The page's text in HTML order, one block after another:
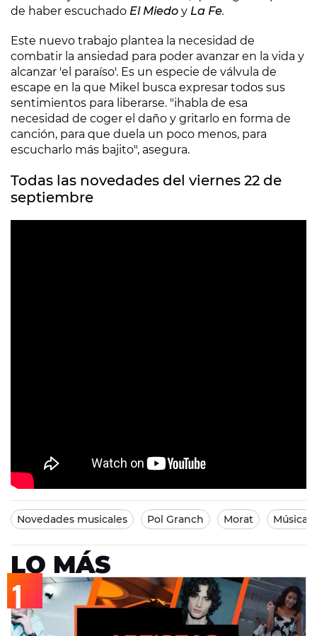
de haber escuchado El Miedo y La Fe.
Este nuevo trabajo plantea la necesidad de
combatir la ansiedad para poder avanzar en la vida y
alcanzar 'el paraíso'. Es un especie de válvula de
escape en la que Mikel busca expresar todos sus
sentimientos para liberarse. "ihabla de esa
necesidad de coger el daño y gritarlo en forma de
canción, para que duela un poco menos, para
escucharlo más bajito", asegura.
Todas las novedades del viernes 22 de
septiembre
Novedades musicales Pol Granch Morat Música
LO MÁS